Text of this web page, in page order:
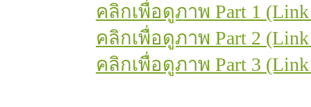
คลิกเพื่อดูภาพ Part 1 (Link
คลิกเพื่อดูภาพ Part 2 (Link
คลิกเพื่อดูภาพ Part 3 (Link